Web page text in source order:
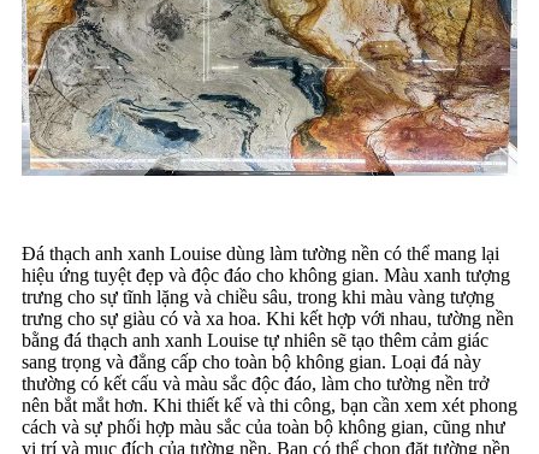
Đá thạch anh xanh Louise dùng làm tường nền có thể mang lại
hiệu ứng tuyệt đẹp và độc đáo cho không gian. Màu xanh tượng
trưng cho sự tĩnh lặng và chiều sâu, trong khi màu vàng tượng
trưng cho sự giàu có và xa hoa. Khi kết hợp với nhau, tường nền
bằng đá thạch anh xanh Louise tự nhiên sẽ tạo thêm cảm giác
sang trọng và đẳng cấp cho toàn bộ không gian. Loại đá này
thường có kết cấu và màu sắc độc đáo, làm cho tường nền trở
nên bắt mắt hơn. Khi thiết kế và thi công, bạn cần xem xét phong
cách và sự phối hợp màu sắc của toàn bộ không gian, cũng như
vị trí và mục đích của tường nền. Bạn có thể chọn đặt tường nền